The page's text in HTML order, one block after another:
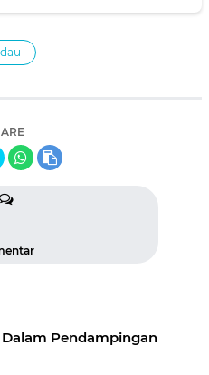
Pendampingan